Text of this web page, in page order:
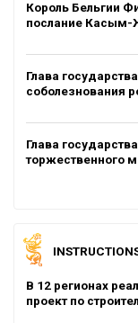
Король Бельгии
послание
Глава
соболезнования
Глава
торжественного
В 12 регионах
проект по